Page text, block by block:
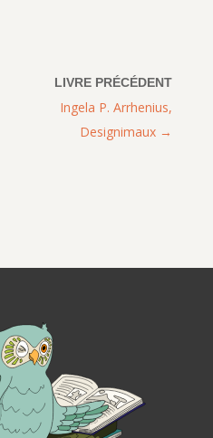
Ingela P. Arrhenius,
Designimaux